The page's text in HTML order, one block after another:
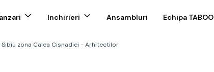
Inchirieri Ansambluri Echipa TABOO
zona Calea Cisnadiei - Arhitectilor